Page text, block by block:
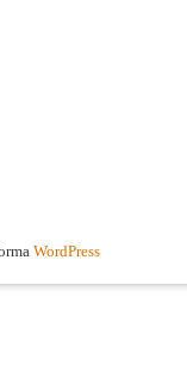
WordPress